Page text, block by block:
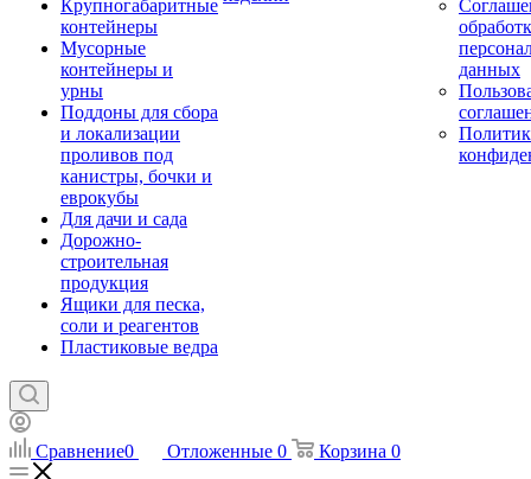
Крупногабаритные
контейнеры
Мусорные
контейнеры и
урны
Поддоны для сбора
и локализации
проливов под
канистры, бочки и
еврокубы
Для дачи и сада
Дорожно-
строительная
продукция
Ящики для песка,
соли и реагентов
Пластиковые ведра
данных
Сравнение0 Отложенные 0 Корзина 0